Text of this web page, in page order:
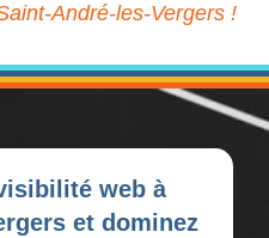
André-les-Vergers !
web à
et dominez